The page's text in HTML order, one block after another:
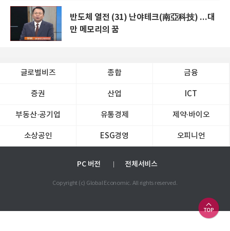
반도체 열전 (31) 난야테크(南亞科技) ...대
만 메모리의 꿈
글로벌비즈 종합 금융
증권 산업 ICT
부동산·공기업 유통경제 제약∙바이오
소상공인 ESG경영 오피니언
PC 버전 전체서비스
Copyright (c) Global Economic. All rights reserved.